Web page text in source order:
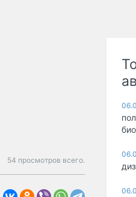
54 просмотров всего.